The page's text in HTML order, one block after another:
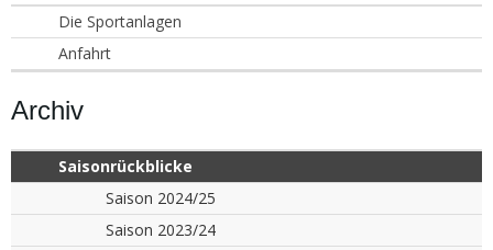
Die Sportanlagen
Anfahrt
Archiv
Saisonrückblicke
Saison 2024/25
Saison 2023/24